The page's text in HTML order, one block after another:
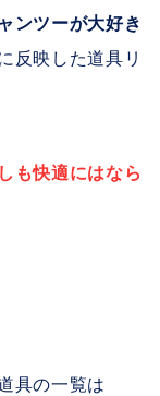
ンツーが大好き
反映した道具リ
も快適にはなら
具の一覧は